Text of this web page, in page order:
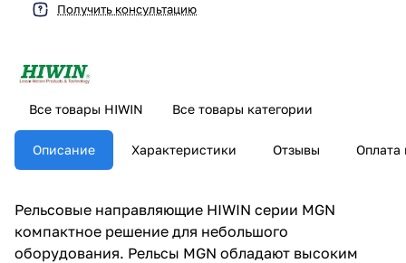
Получить консультацию
Все товары HIWIN Все товары категории
Описание Характеристики Отзывы Оплата
Рельсовые направляющие HIWIN серии MGN
компактное решение для небольшого
оборудования. Рельсы MGN обладают высоким